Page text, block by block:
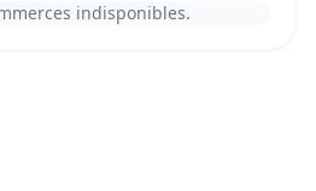
indisponibles.